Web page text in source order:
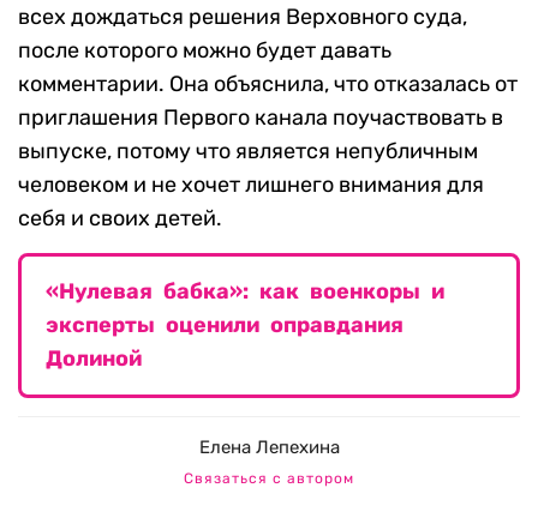
всех дождаться решения Верховного суда,
после которого можно будет давать
комментарии. Она объяснила, что отказалась от
приглашения Первого канала поучаствовать в
выпуске, потому что является непубличным
человеком и не хочет лишнего внимания для
себя и своих детей.
«Нулевая бабка»: как военкоры и
эксперты оценили оправдания
Долиной
Елена Лепехина
Связаться с автором